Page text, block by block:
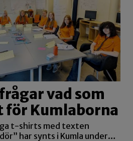
vad som
Kumlaborna
t-shirts med texten
har synts i Kumla under…